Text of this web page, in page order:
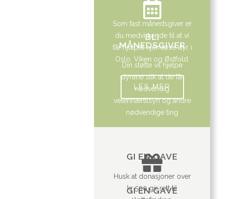
BLI
MÅNEDSGIVER
Din støtte vil hjelpe
dyrene slik at de får
nødvendig
veterinærtilsyn og andre
nødvendige ting
Som fast månedsgiver er
du medvirkende til at vi
får hjulpet hjemløse dyr i
Oslo, Viken og Østfold.
LES MER
GI EN GAVE
GI EN GAVE
Husk at donasjoner over
kr 500 gir rett til